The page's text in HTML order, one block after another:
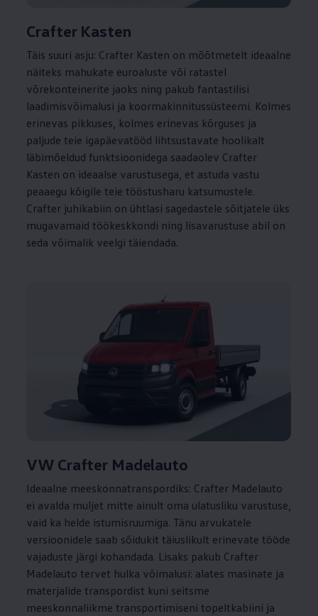
Crafter Kasten
Täis suuri asju: Crafter Kasten on mõõtmetelt ideaalne
näiteks mahukate euroaluste või ratastel
võrekonteinerite jaoks ning pakub fantastilisi
laadimisvõimalusi ja koormakinnitussüsteemi. Kolmes
erinevas pikkuses, kolmes erinevas kõrguses ja
paljude teie igapäevatööd lihtsustavate hoolikalt
läbimõeldud funktsioonidega saadaolev Crafter
Kasten on ideaalse varustusega, et astuda vastu
peaaegu kõigile teie tööstusharu katsumustele.
Crafter juhikabiin on ühtlasi sagedastele sõitjatele üks
mugavamaid töökeskkondi ning lisavarustuse abil on
seda võimalik veelgi täiendada.
VW Crafter Madelauto
Ideaalne meeskonnatranspordiks: Crafter Madelauto
ei avalda muljet mitte ainult oma ulatusliku varustuse,
vaid ka helde istumisruumiga. Tänu arvukatele
versioonidele saab sõidukit täiuslikult erinevate tööde
vajaduste järgi kohandada. Lisaks pakub Crafter
Madelauto tervet hulka võimalusi: alates masinate ja
materjalide transpordist kuni seitsme
meeskonnaliikme transportimiseni topeltkabiini ja